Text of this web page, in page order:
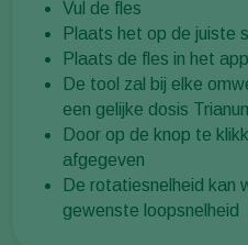
Vul de fles
Plaats het op de juiste
Plaats de fles in het
De tool zal bij elke
een gelijke dosis
Door op de knop te
afgegeven
De rotatiesnelheid kan
gewenste loopsnelheid